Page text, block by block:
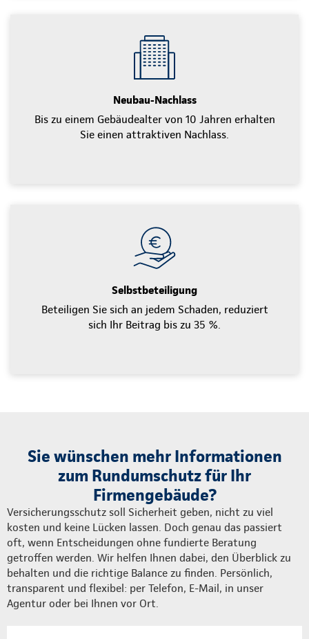
Neubau-Nachlass
Bis zu einem Gebäudealter von 10 Jahren erhalten
Sie einen attraktiven Nachlass.
Selbstbeteiligung
Beteiligen Sie sich an jedem Schaden, reduziert
sich Ihr Beitrag bis zu 35 %.
Sie wünschen mehr Informationen
zum Rundumschutz für Ihr
Firmengebäude?
Versicherungsschutz soll Sicherheit geben, nicht zu viel
kosten und keine Lücken lassen. Doch genau das passiert
oft, wenn Entscheidungen ohne fundierte Beratung
getroffen werden. Wir helfen Ihnen dabei, den Überblick zu
behalten und die richtige Balance zu finden. Persönlich,
transparent und flexibel: per Telefon, E-Mail, in unser
Agentur oder bei Ihnen vor Ort.